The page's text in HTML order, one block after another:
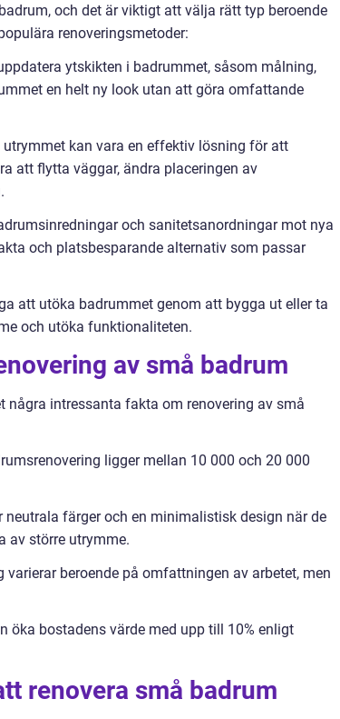
och det är viktigt att välja rätt typ beroende
renoveringsmetoder:
ytskikten i badrummet, såsom målning,
en helt ny look utan att göra omfattande
kan vara en effektiv lösning för att
att flytta väggar, ändra placeringen av
och sanitetsanordningar mot nya
och platsbesparande alternativ som passar
att utöka badrummet genom att bygga ut eller ta
och utöka funktionaliteten.
av små badrum
intressanta fakta om renovering av små
ligger mellan 10 000 och 20 000
färger och en minimalistisk design när de
av större utrymme.
beroende på omfattningen av arbetet, men
öka bostadens värde med upp till 10% enligt
renovera små badrum